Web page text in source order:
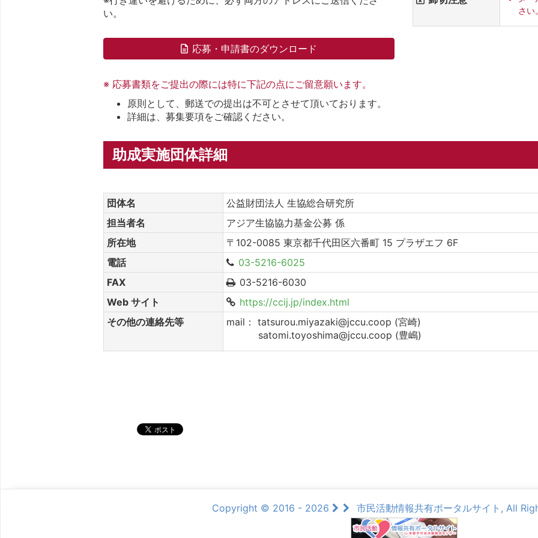
い。
応募・申請書のダウンロード
※ 応募書類をご提出の際には特に下記の点にご留意願います。
原則として、郵送での提出は不可とさせて頂いております。
詳細は、募集要項をご確認ください。
さい
助成実施団体詳細
団体名
公益財団法人 生協総合研究所
担当者名
アジア生協協力基金公募 係
所在地
〒102-0085 東京都千代田区六番町 15 プラザエフ 6F
電話
03-5216-6025
FAX
03-5216-6030
Web サイト
https://ccij.jp/index.html
その他の連絡先等
mail： tatsurou.miyazaki@jccu.coop (宮崎)
satomi.toyoshima@jccu.coop (豊嶋)
Copyright © 2016 - 2026 市民活動情報共有ポータルサイト, All